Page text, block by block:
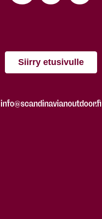
Siirry etusivulle
info@scandinavianoutdoor.fi